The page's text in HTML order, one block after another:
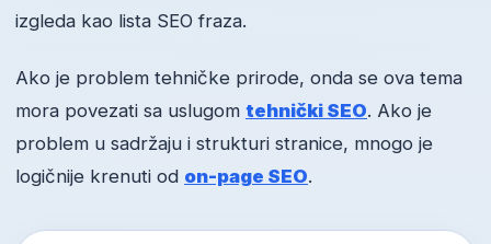
izgleda kao lista SEO fraza.
Ako je problem tehničke prirode, onda se ova tema
mora povezati sa uslugom tehnički SEO. Ako je
problem u sadržaju i strukturi stranice, mnogo je
logičnije krenuti od on-page SEO.